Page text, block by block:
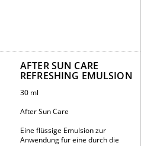
AFTER SUN CARE
REFRESHING EMULSION
30 ml
After Sun Care
Eine flüssige Emulsion zur
Anwendung für eine durch die